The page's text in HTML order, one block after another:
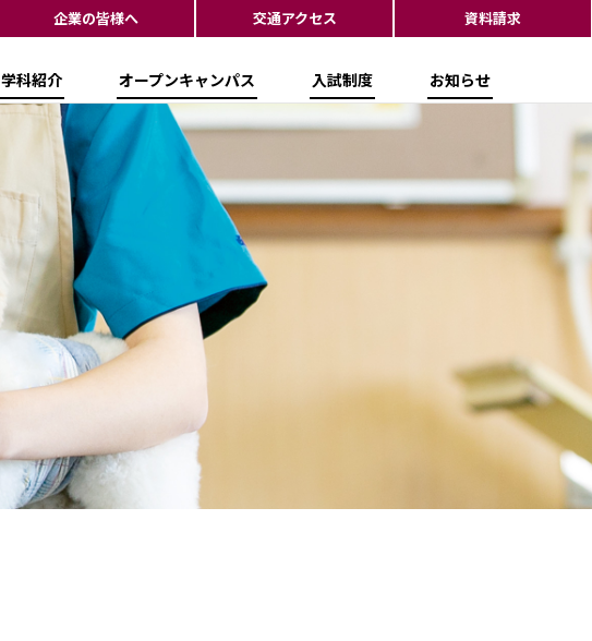
学科紹介 オープンキャンパス 入試制度 お知らせ
企業の皆様へ 交通アクセス 資料請求